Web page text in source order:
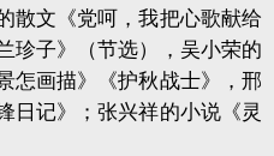
散文《党呵，我把心歌献给
珍子》（节选），吴小荣的
怎画描》《护秋战士》，邢
日记》；张兴祥的小说《灵